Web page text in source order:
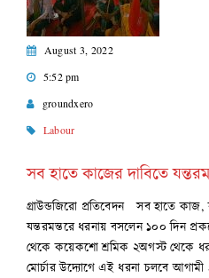
August 3, 2022
5:52 pm
groundxero
Labour
সব হাতে কাজের দাবিতে
গ্রাউন্ডজিরো প্রতিবেদন সব হাতে কাজ,
যন্তরমন্তরে ধরনায় বসলেন ১০০ দিন
থেকে কয়েকশো শ্রমিক ২অগস্ট থেকে
মোর্চার উদ্যোগে এই ধরনা চলবে